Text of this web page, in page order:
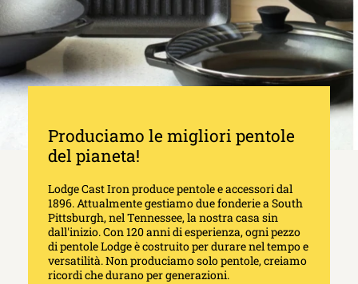
Produciamo le migliori pentole
del pianeta!
Lodge Cast Iron produce pentole e accessori dal
1896. Attualmente gestiamo due fonderie a South
Pittsburgh, nel Tennessee, la nostra casa sin
dall'inizio. Con 120 anni di esperienza, ogni pezzo
di pentole Lodge è costruito per durare nel tempo e
versatilità. Non produciamo solo pentole, creiamo
ricordi che durano per generazioni.